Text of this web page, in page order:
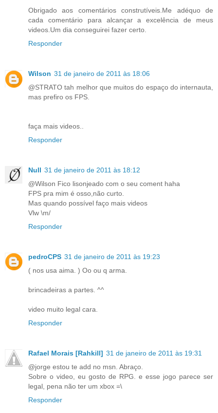
Obrigado aos comentários construtíveis.Me adéquo de
cada comentário para alcançar a excelência de meus
videos.Um dia conseguirei fazer certo.
Responder
Wilson 31 de janeiro de 2011 às 18:06
@STRATO tah melhor que muitos do espaço do internauta,
mas prefiro os FPS.
faça mais videos..
Responder
Null 31 de janeiro de 2011 às 18:12
@Wilson Fico lisonjeado com o seu coment haha
FPS pra mim é osso,não curto.
Mas quando possível faço mais videos
Vlw \m/
Responder
pedroCPS 31 de janeiro de 2011 às 19:23
( nos usa aima. ) Oo ou q arma.
brincadeiras a partes. ^^
video muito legal cara.
Responder
Rafael Morais [Rahkill] 31 de janeiro de 2011 às 19:31
@jorge estou te add no msn. Abraço.
Sobre o video, eu gosto de RPG. e esse jogo parece ser
legal, pena não ter um xbox =\
Responder